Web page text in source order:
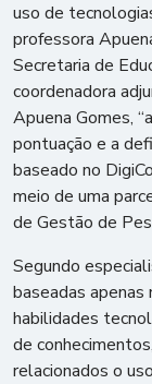
uso de
professora
Secretaria de
coordenadora
Apuena Gomes,
pontuação e a
baseado no
meio de uma
de Gestão de
Segundo
baseadas
habilidades
de
relacionados o